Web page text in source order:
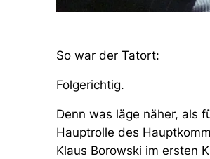
So war der Tatort:
Folgerichtig.
Denn was läge näher, als
Hauptrolle des
Klaus Borowski im ersten